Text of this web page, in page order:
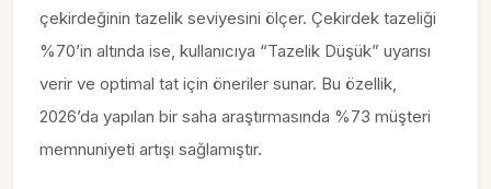
çekirdeğinin tazelik seviyesini ölçer. Çekirdek tazeliği
%70’in altında ise, kullanıcıya “Tazelik Düşük” uyarısı
verir ve optimal tat için öneriler sunar. Bu özellik,
2026’da yapılan bir saha araştırmasında %73 müşteri
memnuniyeti artışı sağlamıştır.